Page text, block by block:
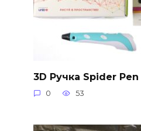
3D Ручка Spider Pen
0 53